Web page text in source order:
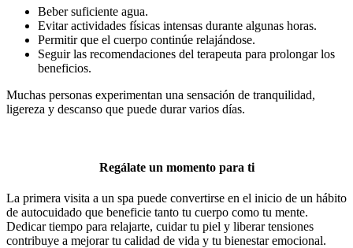
Beber suficiente agua.
Evitar actividades físicas intensas durante algunas horas.
Permitir que el cuerpo continúe relajándose.
Seguir las recomendaciones del terapeuta para prolongar los
beneficios.
Muchas personas experimentan una sensación de tranquilidad,
ligereza y descanso que puede durar varios días.
Regálate un momento para ti
La primera visita a un spa puede convertirse en el inicio de un hábito
de autocuidado que beneficie tanto tu cuerpo como tu mente.
Dedicar tiempo para relajarte, cuidar tu piel y liberar tensiones
contribuye a mejorar tu calidad de vida y tu bienestar emocional.